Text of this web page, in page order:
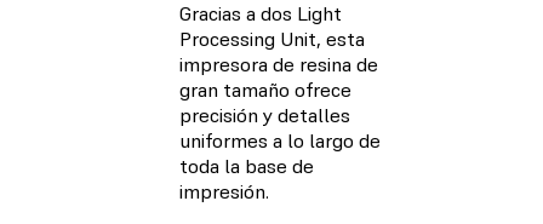
Gracias a dos Light
Processing Unit, esta
impresora de resina de
gran tamaño ofrece
precisión y detalles
uniformes a lo largo de
toda la base de
impresión.